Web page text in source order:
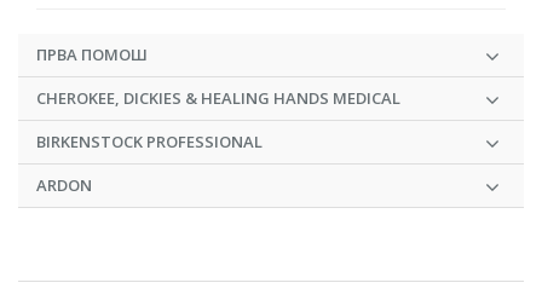
ПРВА ПОМОШ
CHEROKEE, DICKIES & HEALING HANDS MEDICAL
BIRKENSTOCK PROFESSIONAL
ARDON